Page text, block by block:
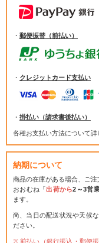
・ 郵便振替（前払い）
・ クレジットカード支払い
・ 掛払い（請求書後払い）
各種お支払い方法について詳
納期について
商品の在庫がある場合、ご注
おおむね「出荷から2～3営
ます。
尚、当日の配送状況や天候
ださい。
前払い（銀行振込・郵便